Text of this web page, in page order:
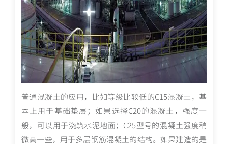
普通混凝土的应用，比如等级比较低的C15混凝土，基
本上用于基础垫层；如果选择C20的混凝土，强度一
般，可以用于浇筑水泥地面；C25型号的混凝土强度稍
微高一些，用于多层钢筋混凝土的结构。如果建造的是